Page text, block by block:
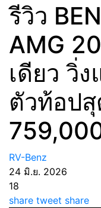
รีวิว
AMG
เดียว วิ่
ตัวท้อป
RV-Benz
24 มิ.ย. 2026
18
share tweet share